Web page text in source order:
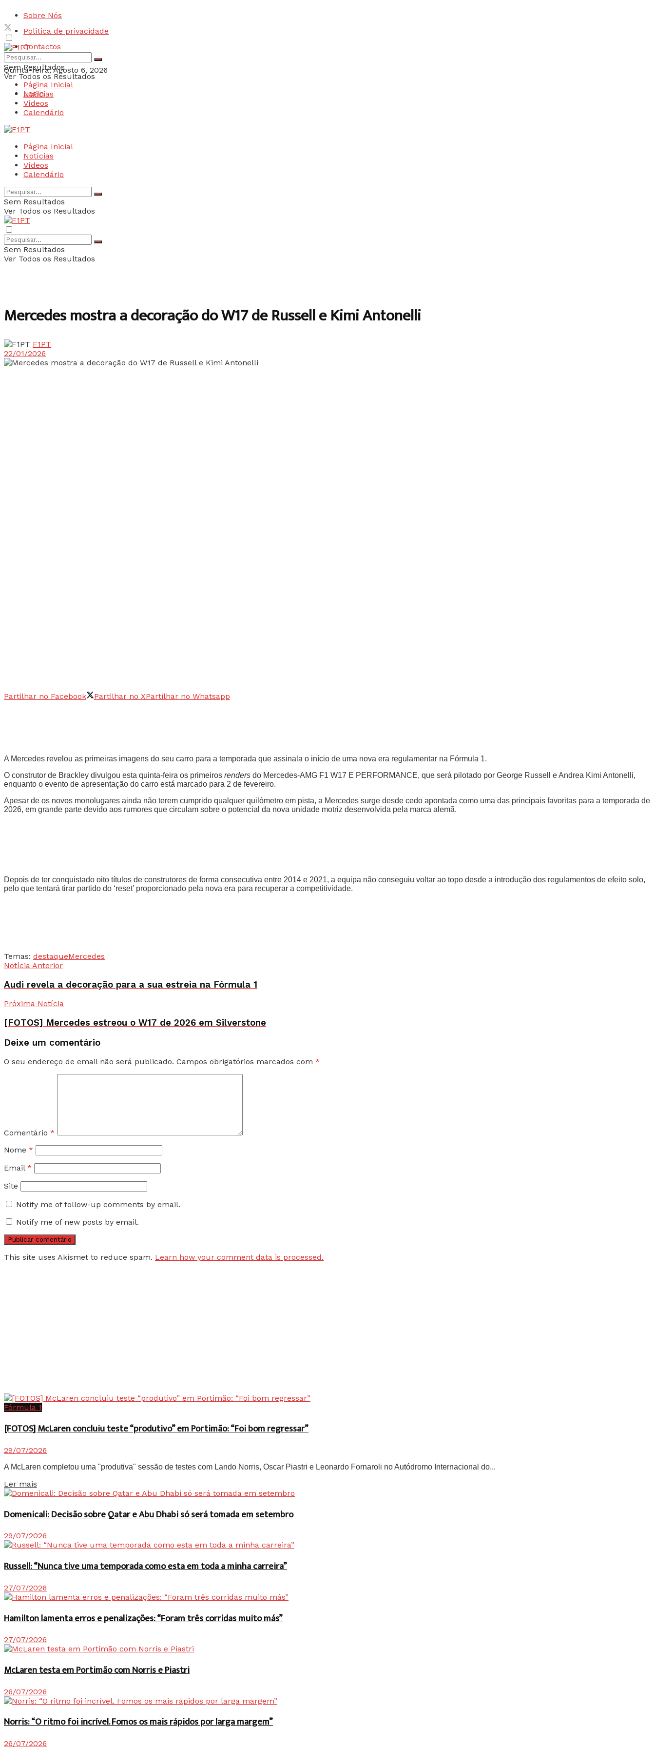
Sobre Nós
Política de privacidade
Contactos
Quinta-feira, Agosto 6, 2026
Login
Sem Resultados
Ver Todos os Resultados
Página Inicial
Notícias
Vídeos
Calendário
Página Inicial
Notícias
Vídeos
Calendário
Sem Resultados
Ver Todos os Resultados
Sem Resultados
Ver Todos os Resultados
Mercedes mostra a decoração do W17 de Russell e Kimi Antonelli
F1PT
22/01/2026
Partilhar no Facebook Partilhar no XPartilhar no Whatsapp
A Mercedes revelou as primeiras imagens do seu carro para a temporada que assinala o início de uma nova era regulamentar na Fórmula 1.
O construtor de Brackley divulgou esta quinta-feira os primeiros renders do Mercedes-AMG F1 W17 E PERFORMANCE, que será pilotado por George Russell e Andrea Kimi Antonelli,
enquanto o evento de apresentação do carro está marcado para 2 de fevereiro.
Apesar de os novos monolugares ainda não terem cumprido qualquer quilómetro em pista, a Mercedes surge desde cedo apontada como uma das principais favoritas para a temporada de
2026, em grande parte devido aos rumores que circulam sobre o potencial da nova unidade motriz desenvolvida pela marca alemã.
Depois de ter conquistado oito títulos de construtores de forma consecutiva entre 2014 e 2021, a equipa não conseguiu voltar ao topo desde a introdução dos regulamentos de efeito solo,
pelo que tentará tirar partido do ‘reset’ proporcionado pela nova era para recuperar a competitividade.
Temas: destaqueMercedes
Notícia Anterior
Audi revela a decoração para a sua estreia na Fórmula 1
Próxima Notícia
[FOTOS] Mercedes estreou o W17 de 2026 em Silverstone
Deixe um comentário
O seu endereço de email não será publicado. Campos obrigatórios marcados com *
Comentário *
Nome *
Email *
Site
Notify me of follow-up comments by email.
Notify me of new posts by email.
This site uses Akismet to reduce spam. Learn how your comment data is processed.
Fórmula 1
[FOTOS] McLaren concluiu teste “produtivo” em Portimão: “Foi bom regressar”
29/07/2026
A McLaren completou uma "produtiva" sessão de testes com Lando Norris, Oscar Piastri e Leonardo Fornaroli no Autódromo Internacional do...
Ler mais
Domenicali: Decisão sobre Qatar e Abu Dhabi só será tomada em setembro
29/07/2026
Russell: “Nunca tive uma temporada como esta em toda a minha carreira”
27/07/2026
Hamilton lamenta erros e penalizações: “Foram três corridas muito más”
27/07/2026
McLaren testa em Portimão com Norris e Piastri
26/07/2026
Norris: “O ritmo foi incrível. Fomos os mais rápidos por larga margem”
26/07/2026